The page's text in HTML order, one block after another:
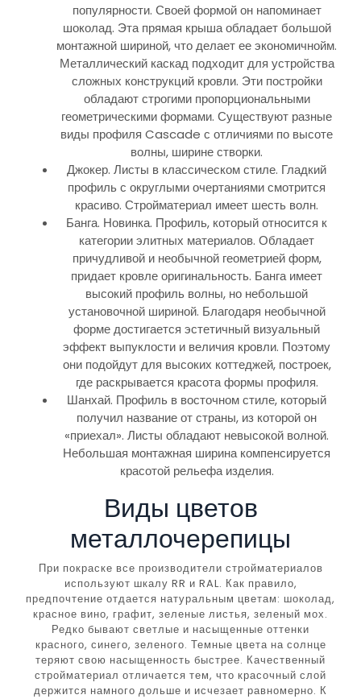
популярности. Своей формой он напоминает
шоколад. Эта прямая крыша обладает большой
монтажной шириной, что делает ее экономичнойм.
Металлический каскад подходит для устройства
сложных конструкций кровли. Эти постройки
обладают строгими пропорциональными
геометрическими формами. Существуют разные
виды профиля Cascade с отличиями по высоте
волны, ширине створки.
Джокер. Листы в классическом стиле. Гладкий
профиль с округлыми очертаниями смотрится
красиво. Стройматериал имеет шесть волн.
Банга. Новинка. Профиль, который относится к
категории элитных материалов. Обладает
причудливой и необычной геометрией форм,
придает кровле оригинальность. Банга имеет
высокий профиль волны, но небольшой
установочной шириной. Благодаря необычной
форме достигается эстетичный визуальный
эффект выпуклости и величия кровли. Поэтому
они подойдут для высоких коттеджей, построек,
где раскрывается красота формы профиля.
Шанхай. Профиль в восточном стиле, который
получил название от страны, из которой он
«приехал». Листы обладают невысокой волной.
Небольшая монтажная ширина компенсируется
красотой рельефа изделия.
Виды цветов
металлочерепицы
При покраске все производители стройматериалов
используют шкалу RR и RAL. Как правило,
предпочтение отдается натуральным цветам: шоколад,
красное вино, графит, зеленые листья, зеленый мох.
Редко бывают светлые и насыщенные оттенки
красного, синего, зеленого. Темные цвета на солнце
теряют свою насыщенность быстрее. Качественный
стройматериал отличается тем, что красочный слой
держится намного дольше и исчезает равномерно. К